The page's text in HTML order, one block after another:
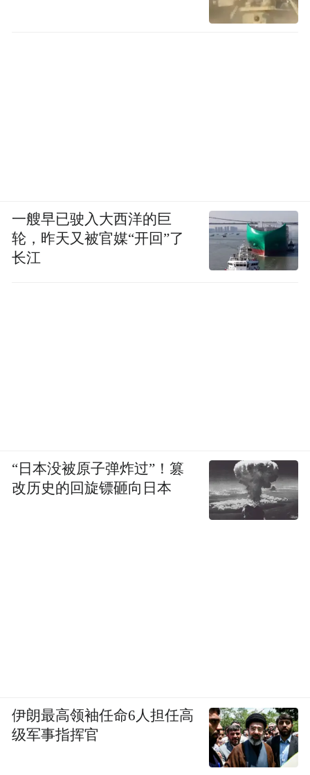
一艘早已驶入大西洋的巨
轮，昨天又被官媒“开回”了
长江
“日本没被原子弹炸过”！篡
改历史的回旋镖砸向日本
伊朗最高领袖任命6人担任高
级军事指挥官